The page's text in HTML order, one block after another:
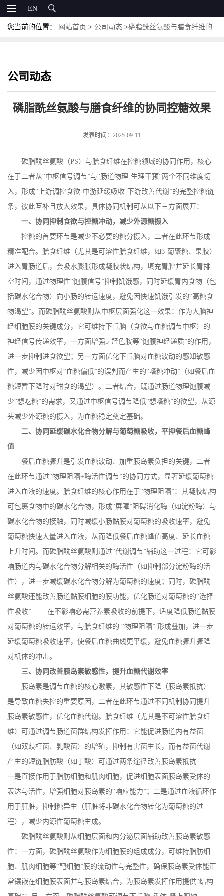
EN
您当前的位置： 网站首页 > 公司动态 >磷脂酰丝氨酸与膳食纤维的
公司动态
磷脂酰丝氨酸与膳食纤维的协同控糖效果
发表时间：2025-09-11
磷脂酰丝氨酸（PS）与膳食纤维在控糖领域的协同作用，核心
在于二者从“中枢信号调节”与“肠道物理-生理干预”两个不同维度切
入，形成“上游调控食欲-中游延缓吸收- 下游改善代谢”的完整控糖链
条，彼此互补且放大效果，具体协同机制可从以下三方面展开：
一、协同抑制食欲与控糖冲动，减少外源糖摄入
控糖的首要环节是减少不必要的糖分摄入，二者在此环节形成
精准配合。膳食纤维（尤其是可溶性膳食纤维，如 β-葡聚糖、果胶）
进入胃肠道后，会吸水膨胀形成凝胶状结构，填充胃腔并延长胃排
空时间，通过物理性“饱腹信号”抑制饥饿感，同时延缓胃内食物（包
括碳水化合物）向小肠的转运速度，避免因快速饥饿引发的“高糖食
物渴望”。而磷脂酰丝氨酸则从中枢层面强化这一效果：作为大脑神
经细胞膜的关键成分，它可维持下丘脑（食欲与血糖调节中枢）的
神经信号传递效率，一方面增强5-羟色胺等“饱腹神经递质”的作用，
进一步抑制进食欲望；另一方面优化下丘脑对血糖波动的感知敏感
性，减少因中枢对“血糖偏低”的误判而产生的“嗜糖冲动”（如餐后血
糖短暂下降时对甜食的渴望）。二者结合，既通过肠道物理饱腹减
少“想吃糖”的需求，又通过中枢信号调节降低“想嗜糖”的欲望，从源
头减少外源糖的摄入，为血糖稳定奠定基础。
二、协同延缓碳水化合物分解与葡萄糖吸收，平抑餐后血糖峰
值
餐后血糖骤升是引发血糖波动、加重胰岛素负担的关键，二者
在此环节通过“物理阻隔+酶活性调节”的协同方式，显著延缓葡萄糖
进入血液的速度。膳食纤维的核心作用在于“物理阻隔”：其凝胶结构
可包裹食物中的碳水化合物，形成“屏障”阻碍消化酶（如淀粉酶）与
碳水化合物的接触，同时减缓小肠黏膜对葡萄糖的吸收速率，避免
葡萄糖快速大量进入血液，从而降低餐后血糖峰值高度、延长血糖
上升时间。而磷脂酰丝氨酸则通过“代谢调节”辅助这一过程：它可影
响肠道内与碳水化合物分解相关的酶活性（如抑制部分淀粉酶的活
性），进一步减缓碳水化合物分解为葡萄糖的速度；同时，磷脂酰
丝氨酸还能改善肠道黏膜细胞的膜功能，优化肠道对葡萄糖的“选择
性吸收”—— 在不影响必需营养素吸收的前提下，适度降低肠道黏膜
对葡萄糖的转运效率，与膳食纤维的 “物理阻隔” 形成叠加，进一步
延缓葡萄糖吸收速率，使餐后血糖曲线更平缓，避免血糖骤升骤降
对机体的冲击。
三、协同改善胰岛素敏感性，提升血糖代谢效率
胰岛素是调节血糖的核心激素，其敏感性下降（胰岛素抵抗）
是导致血糖失控的重要原因，二者在此环节通过不同机制协同提升
胰岛素敏感性，优化血糖代谢。膳食纤维（尤其是不可溶性膳食纤
维）可通过调节肠道菌群结构发挥作用：它能促进肠道内有益菌
（如双歧杆菌、乳酸菌）的增殖，抑制有害菌生长，而有益菌代谢
产生的短链脂肪酸（如丁酸）可通过两条途径改善胰岛素抵抗 ——
一是直接作用于脂肪细胞和肌肉细胞，促进细胞表面胰岛素受体的
表达与活性，增强细胞对胰岛素的“响应能力”；二是通过血液循环作
用于肝脏，抑制糖异生（肝脏将非碳水化合物转化为葡萄糖的过
程），减少内源性葡萄糖生成。
磷脂酰丝氨酸则从细胞层面和内分泌层面辅助改善胰岛素敏感
性：一方面，磷脂酰丝氨酸作为细胞膜的组成成分，可维持脂肪细
胞、肌肉细胞等“靶细胞”膜的流动性与完整性，确保胰岛素受体能正
常镶嵌在细胞膜表面并与胰岛素结合，为胰岛素发挥作用提供“结构